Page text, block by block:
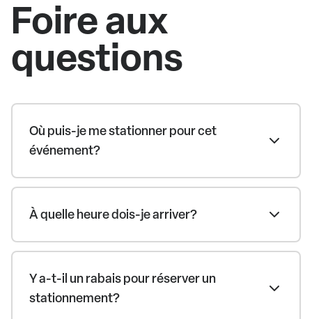
Foire aux
questions
Où puis-je me stationner pour cet
événement?
À quelle heure dois-je arriver?
Y a-t-il un rabais pour réserver un
stationnement?